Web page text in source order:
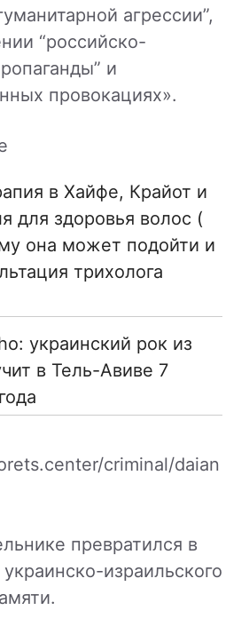
агрессии”,
“российско-
и
провокациях».
в Хайфе, Крайот и
для здоровья волос (
трихолога
украинский рок из
в Тель-Авиве 7
criminal/daian
превратился в
израильского